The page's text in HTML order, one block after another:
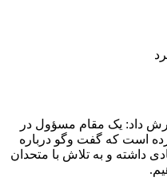
داد: یک مقام مسؤول در
است که گفت وگو درباره
داشته و به تلاش با متحدان